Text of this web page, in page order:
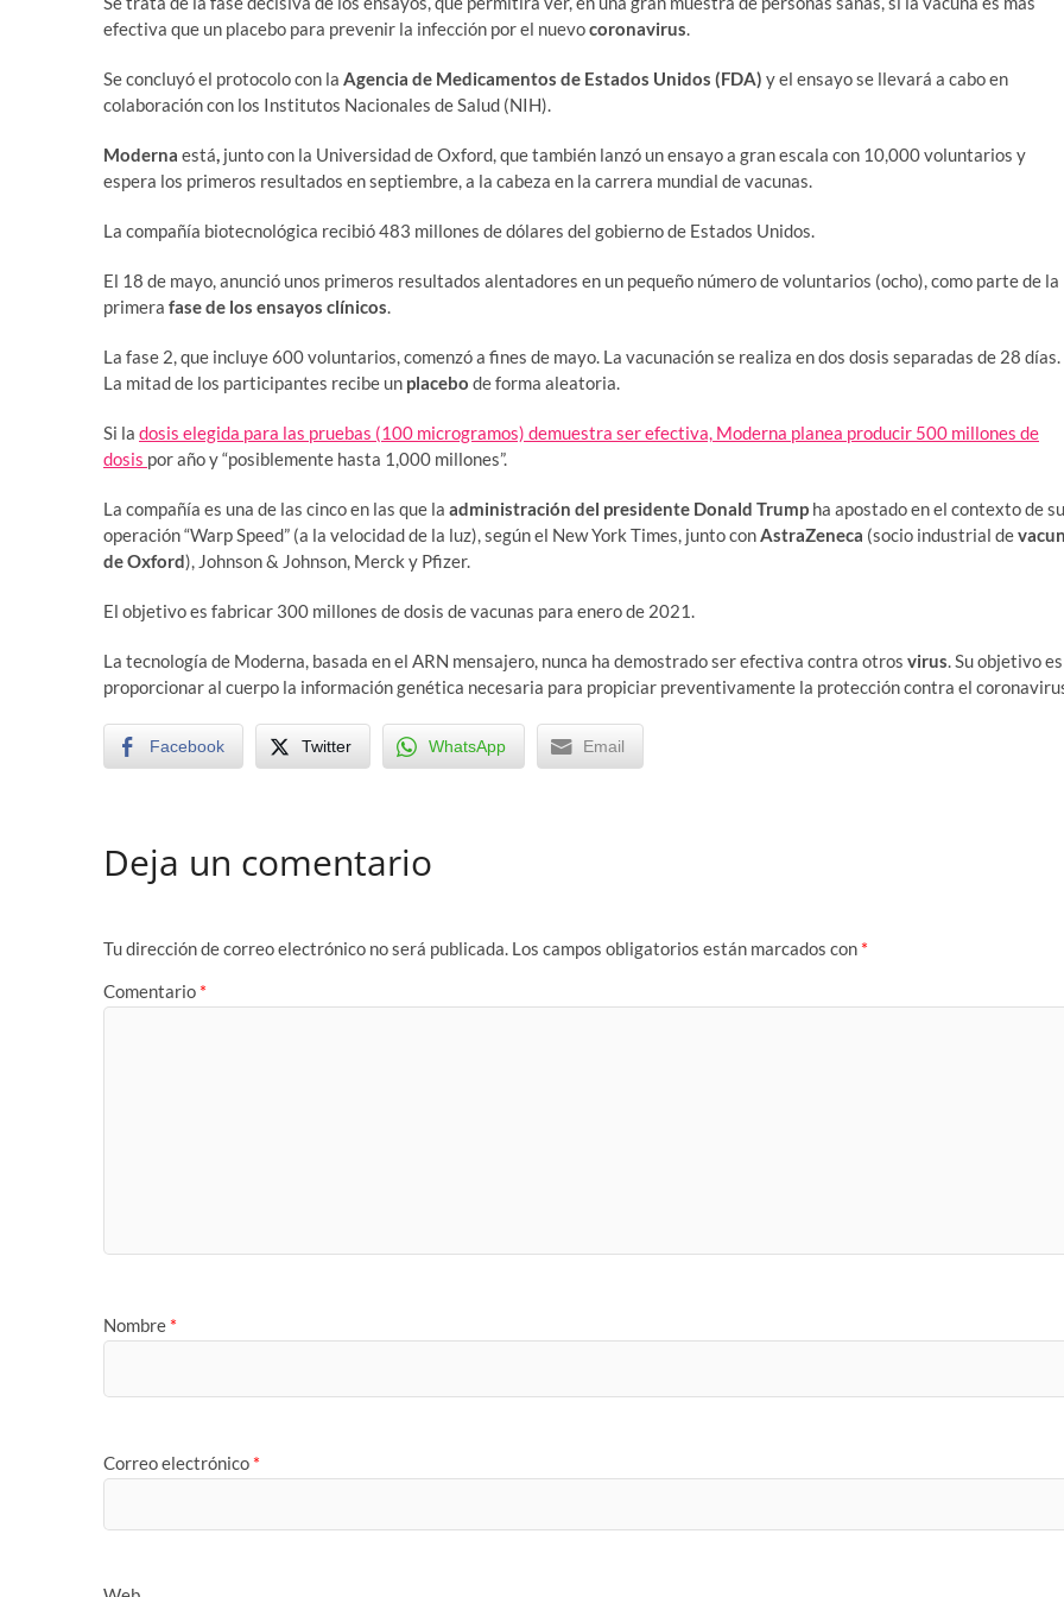
efectiva que un placebo para prevenir la infección por el nuevocoronavirus.
Se concluyó el protocolo con la Agencia de Medicamentos de Estados Unidos (FDA) y el ensayo se llevará a cabo en
colaboración con los Institutos Nacionales de Salud (NIH).
Moderna está, junto con la Universidad de Oxford, que también lanzó un ensayo a gran escala con 10,000 voluntarios y
espera los primeros resultados en septiembre, a la cabeza en la carrera mundial de vacunas.
La compañía biotecnológica recibió 483 millones de dólares del gobierno de Estados Unidos.
El 18 de mayo, anunció unos primeros resultados alentadores en un pequeño número de voluntarios (ocho), como parte de la
primera fase de los ensayos clínicos.
La fase 2, que incluye 600 voluntarios, comenzó a fines de mayo. La vacunación se realiza en dos dosis separadas de 28 días.
La mitad de los participantes recibe un placebo de forma aleatoria.
Si la dosis elegida para las pruebas (100 microgramos) demuestra ser efectiva, Moderna planea producir 500 millones de
dosis por año y “posiblemente hasta 1,000 millones”.
La compañía es una de las cinco en las que la administración del presidente Donald Trump ha apostado en el contexto de su
operación “Warp Speed” (a la velocidad de la luz), según el New York Times, junto conAstraZeneca (socio industrial de
de Oxford), Johnson & Johnson, Merck y Pfizer.
El objetivo es fabricar 300 millones de dosis de vacunas para enero de 2021.
La tecnología de Moderna, basada en el ARN mensajero, nunca ha demostrado ser efectiva contra otros virus. Su objetivo es
proporcionar al cuerpo la información genética necesaria para propiciar preventivamente la protección contra el
Facebook Twitter WhatsApp Email
Deja un comentario
Tu dirección de correo electrónico no será publicada. Los campos obligatorios están marcados con *
Comentario *
Nombre *
Correo electrónico *